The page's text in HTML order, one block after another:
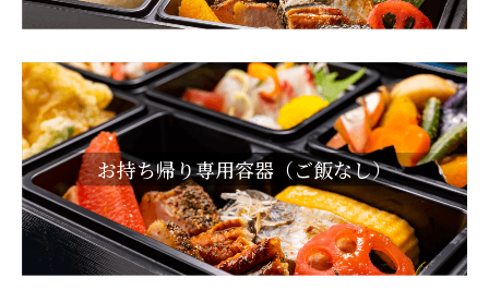
お持ち帰り専用容器（ご飯なし）